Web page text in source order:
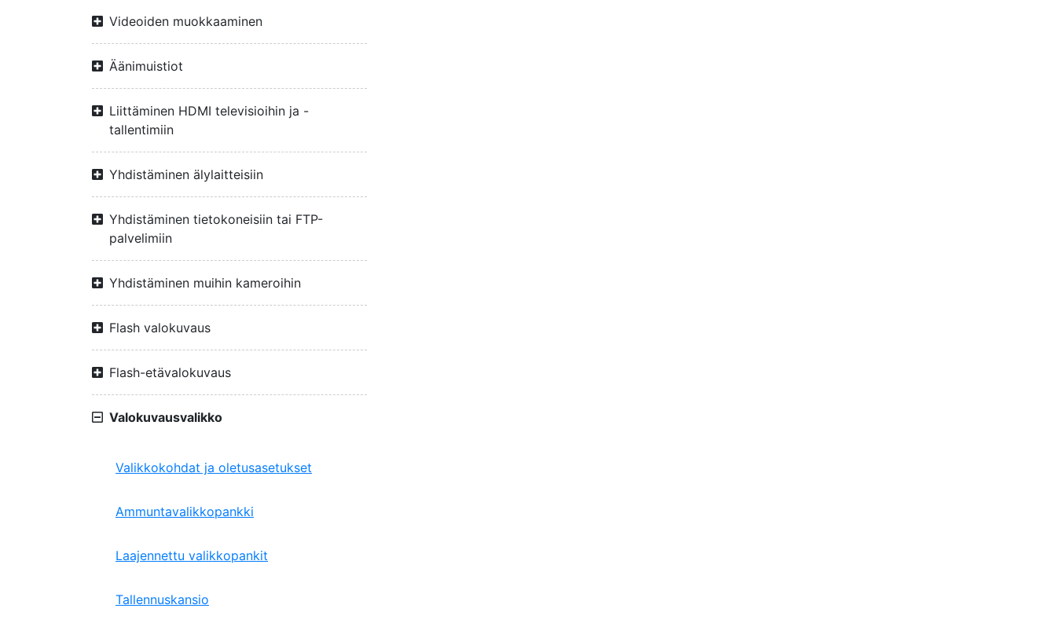
Videoiden muokkaaminen
Äänimuistiot
Liittäminen HDMI televisioihin ja -
tallentimiin
Yhdistäminen älylaitteisiin
Yhdistäminen tietokoneisiin tai FTP-
palvelimiin
Yhdistäminen muihin kameroihin
Flash valokuvaus
Flash-etävalokuvaus
Valokuvausvalikko
Valikkokohdat ja oletusasetukset
Ammuntavalikkopankki
Laajennettu valikkopankit
Tallennuskansio